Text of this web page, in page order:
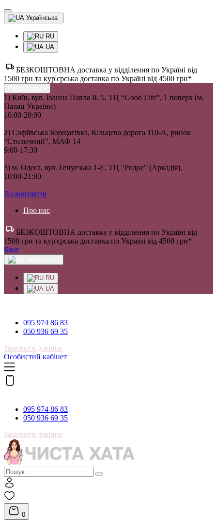
Українська
RU
UA
БЕЗКОШТОВНА доставка у відділення по Україні від
1500 грн та кур'єрська доставка по Україні від 4500 грн*
1) Київ, вул. Іоанна Павла II, 5, ТЦ “Good Life”, 1 поверх (м.
Палац України)
10:00-20:00
2) Софіївська Борщагівка, Кільцева дорога 110-А, ринок
“Столичний”, МАФ 14
9:00-17:30
3) м. Одеса, вул. Генуезька 1-Е, ТЦ "Родос" (Аркадія),
10:00-21:00
До контактів
Про нас
БЕЗКОШТОВНА доставка у відділення по Україні від
1500 грн та кур'єрська доставка по Україні від 4500 грн*
Блог
RU
UA
095 974 86 83
050 936 69 35
Замовити дзвінок
Особистий кабінет
095 974 86 83
050 936 69 35
Замовити дзвінок
0